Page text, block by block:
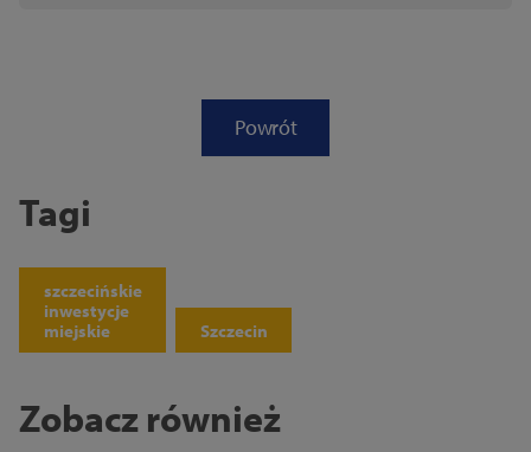
Powrót
Tagi
szczecińskie
inwestycje
miejskie
Szczecin
Zobacz również